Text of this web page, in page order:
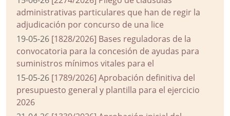
administrativas particulares que han de regir la
adjudicación por concurso de una lice
19-05-26 [1828/2026] Bases reguladoras de la
convocatoria para la concesión de ayudas para
suministros mínimos vitales para el
15-05-26 [1789/2026] Aprobación definitiva del
presupuesto general y plantilla para el ejercicio
2026